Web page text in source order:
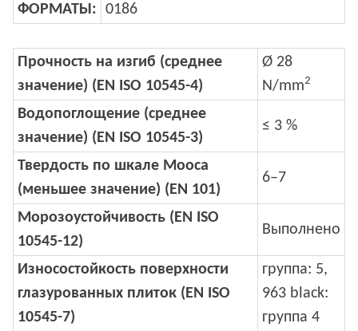
ФОРМАТЫ: 0186
Прочность на изгиб (среднее
значение) (EN ISO 10545-4)
Ø 28
N/mm2
Водопоглощение (среднее
значение) (EN ISO 10545-3)
≤ 3 %
Твердость по шкале Мооса
(меньшее значение) (EN 101)
6–7
Морозоустойчивость (EN ISO
10545-12)
Выполнено
Износостойкость поверхности
глазурованных плиток (EN ISO
10545-7)
группа: 5,
963 black:
группа 4